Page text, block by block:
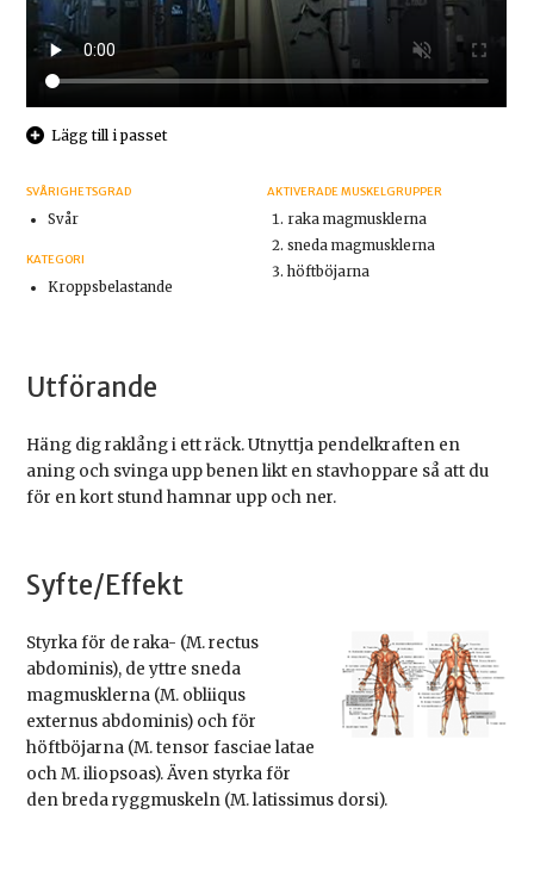
Lägg till i passet
SVÅRIGHETSGRAD
Svår
KATEGORI
Kroppsbelastande
AKTIVERADE MUSKELGRUPPER
raka magmusklerna
sneda magmusklerna
höftböjarna
Utförande
Häng dig raklång i ett räck. Utnyttja pendelkraften en
aning och svinga upp benen likt en stavhoppare så att du
för en kort stund hamnar upp och ner.
Syfte/Effekt
Styrka för de raka- (M. rectus
abdominis), de yttre sneda
magmusklerna (M. obliiqus
externus abdominis) och för
höftböjarna (M. tensor fasciae latae
och M. iliopsoas). Även styrka för
den breda ryggmuskeln (M. latissimus dorsi).